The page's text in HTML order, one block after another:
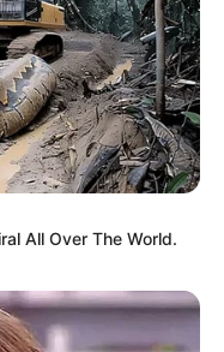
All Over The World.